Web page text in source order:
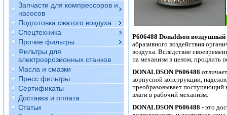
Запчасти для компрессоров и
насосов
Подготовка сжатого воздуха
Спецтехника
Прочие фильтры
Фильтры для
электроэрозионных станков
Масла и смазки
Пресс фильтры
Сертификаты
Доставка и оплата
Статьи
P606488 Donaldson воздушный
абразивного воздействия
воздуха. Вследствие
на механизм в целом, продлить
DONALDSON P606488
корпусной конструкции,
преобразовывает поступающий
влаги в рабочий механизм.
DONALDSONP606488 - это